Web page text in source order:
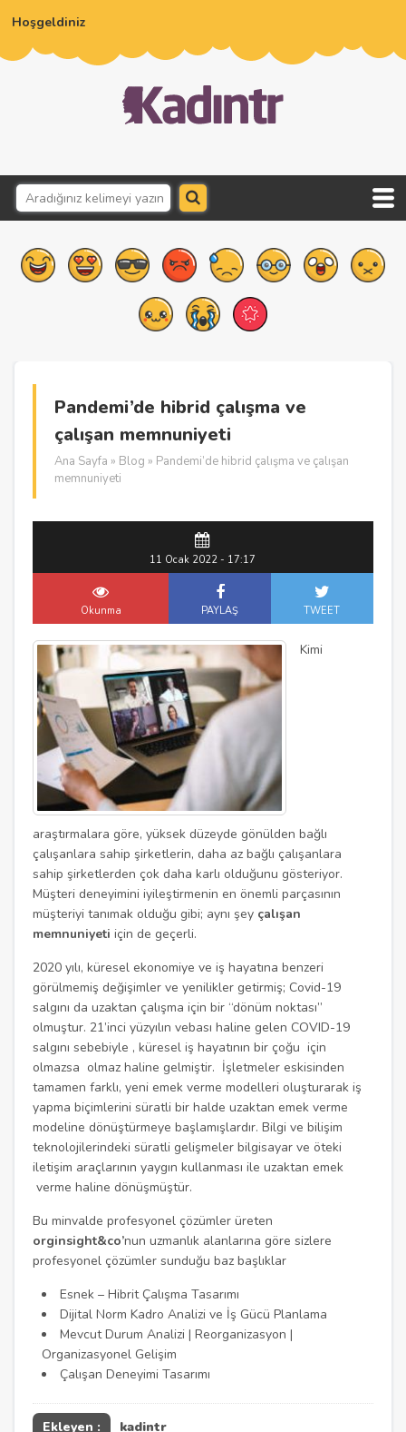
Hoşgeldiniz
Pandemi’de hibrid çalışma ve
çalışan memnuniyeti
Ana Sayfa » Blog » Pandemi’de hibrid çalışma ve çalışan
memnuniyeti
11 Ocak 2022 - 17:17
Okunma PAYLAŞ TWEET
Kimi
araştırmalara göre, yüksek düzeyde gönülden bağlı
çalışanlara sahip şirketlerin, daha az bağlı çalışanlara
sahip şirketlerden çok daha karlı olduğunu gösteriyor.
Müşteri deneyimini iyileştirmenin en önemli parçasının
müşteriyi tanımak olduğu gibi; aynı şey çalışan
memnuniyeti için de geçerli.
2020 yılı, küresel ekonomiye ve iş hayatına benzeri
görülmemiş değişimler ve yenilikler getirmiş; Covid-19
salgını da uzaktan çalışma için bir “dönüm noktası”
olmuştur. 21’inci yüzyılın vebası haline gelen COVID-19
salgını sebebiyle , küresel iş hayatının bir çoğu için
olmazsa olmaz haline gelmiştir. İşletmeler eskisinden
tamamen farklı, yeni emek verme modelleri oluşturarak iş
yapma biçimlerini süratli bir halde uzaktan emek verme
modeline dönüştürmeye başlamışlardır. Bilgi ve bilişim
teknolojilerindeki süratli gelişmeler bilgisayar ve öteki
iletişim araçlarının yaygın kullanması ile uzaktan emek
verme haline dönüşmüştür.
Bu minvalde profesyonel çözümler üreten
orginsight&co’nun uzmanlık alanlarına göre sizlere
profesyonel çözümler sunduğu baz başlıklar
Esnek – Hibrit Çalışma Tasarımı
Dijital Norm Kadro Analizi ve İş Gücü Planlama
Mevcut Durum Analizi | Reorganizasyon |
Organizasyonel Gelişim
Çalışan Deneyimi Tasarımı
Ekleyen : kadintr